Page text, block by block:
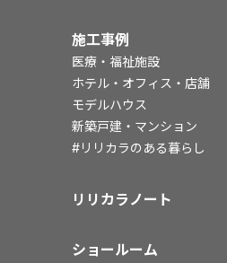
施工事例
医療・福祉施設
ホテル・オフィス・店舗
モデルハウス
新築戸建・マンション
#リリカラのある暮らし
リリカラノート
ショールーム